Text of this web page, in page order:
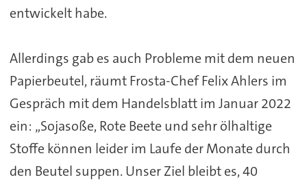
entwickelt habe.
Allerdings gab es auch Probleme mit dem neuen
Papierbeutel, räumt Frosta-Chef Felix Ahlers im
Gespräch mit dem Handelsblatt im Januar 2022
ein: „Sojasoße, Rote Beete und sehr ölhaltige
Stoffe können leider im Laufe der Monate durch
den Beutel suppen. Unser Ziel bleibt es, 40